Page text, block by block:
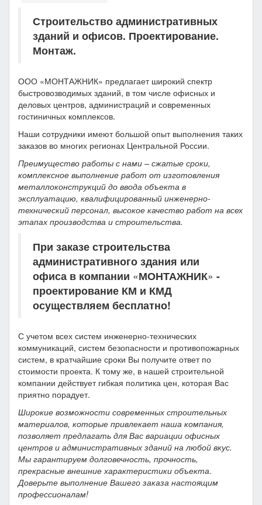
Строительство административных
зданий и офисов. Проектирование.
Монтаж.
ООО «МОНТАЖНИК» предлагает широкий спектр
быстровозводимых зданий, в том числе офисных и
деловых центров, администраций и современных
гостиничных комплексов.
Наши сотрудники имеют большой опыт выполнения таких
заказов во многих регионах Центральной России.
Преимущество работы с нами – сжатые сроки,
комплексное выполнение работ от изготовления
металлоконструкций до ввода объекта в
эксплуатацию, квалифицированный инженерно-
технический персонал, высокое качество работ на всех
этапах производства и строительства.
При заказе строительства
административного здания или
офиса в компании «МОНТАЖНИК» -
проектирование КМ и КМД
осуществляем бесплатно!
С учетом всех систем инженерно-технических
коммуникаций, систем безопасности и противопожарных
систем, в кратчайшие сроки Вы получите ответ по
стоимости проекта. К тому же, в нашей строительной
компании действует гибкая политика цен, которая Вас
приятно порадует.
Широкие возможности современных строительных
материалов, которые привлекает наша компания,
позволяет предлагать для Вас вариации офисных
центров и административных зданий на любой вкус.
Мы гарантируем долговечность, прочность,
прекрасные внешние характеристики объекта.
Доверьте выполнение Вашего заказа настоящим
профессионалам!